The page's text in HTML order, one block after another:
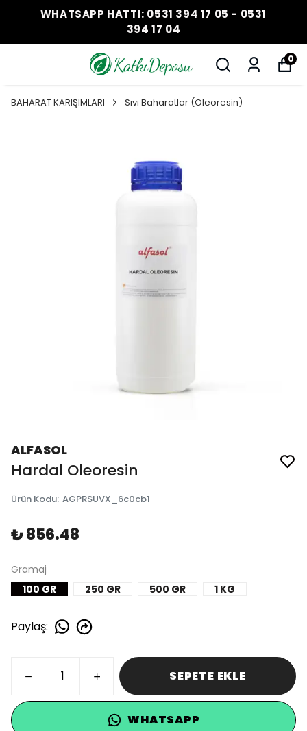
WHATSAPP HATTI: 0531 394 17 05 - 0531
394 17 04
0
BAHARAT KARIŞIMLARI Sıvı Baharatlar (Oleoresin)
ALFASOL
Hardal Oleoresin
Ürün Kodu: AGPRSUVX_6c0cb1
₺ 856.48
Gramaj
100 GR
250 GR 500 GR 1 KG
Paylaş:
SEPETE EKLE
WHATSAPP